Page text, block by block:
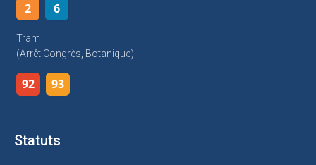
2 6
Tram
(arrêt Congrès, Botanique)
92 93
Statuts